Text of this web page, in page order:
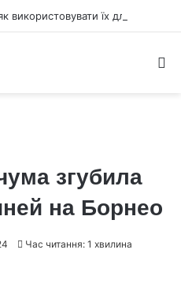
згубила
на Борнео
Час читання: 1 хвилина